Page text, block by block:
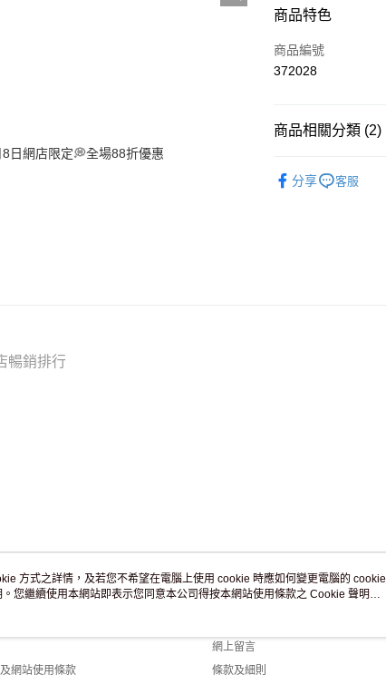
日網店限定💭全場88折優惠
付款方式
信用卡
商品特色
商品編號
372028
商品相關分類 (2)
分享 客服
暢銷排行
網站使用條款
客戶服務
網上留言
條款及細則
方式之詳情，及若您不希望在電腦上使用 cookie 時應如何變更電腦的 cookie
。您繼續使用本網站即表示您同意本公司得按本網站使用條款之 Cookie 聲明使